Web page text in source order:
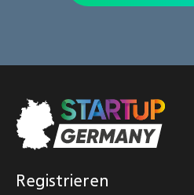
Registrieren